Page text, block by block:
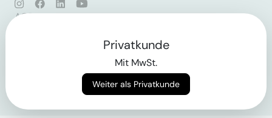
AGB
Privatkunde
Mit MwSt.
Weiter als Privatkunde